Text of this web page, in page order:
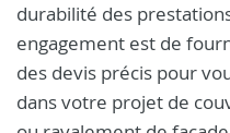
durabilité des
engagement est de
des devis précis pour
dans votre projet de